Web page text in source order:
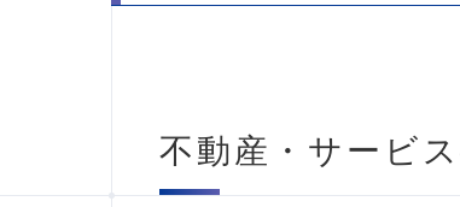
不動産・サービ